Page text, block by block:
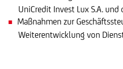
UniCredit Invest Lux S.A. und
Maßnahmen zur
Weiterentwicklung von